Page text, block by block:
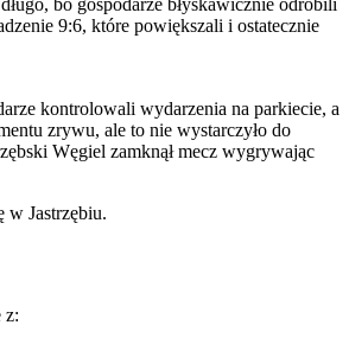
9:6, które powiększali i ostatecznie
kontrolowali wydarzenia na parkiecie, a
zrywu, ale to nie wystarczyło do
Węgiel zamknął mecz wygrywając
w Jastrzębiu.
z: